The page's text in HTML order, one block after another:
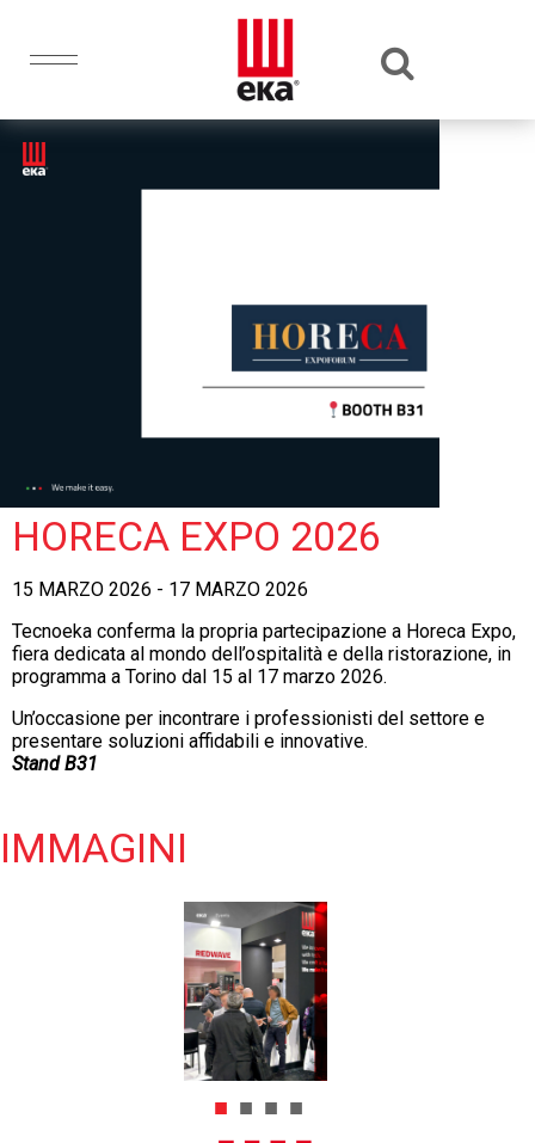
HORECA EXPO 2026
15 MARZO 2026 - 17 MARZO 2026
Tecnoeka conferma la propria partecipazione a Horeca Expo,
fiera dedicata al mondo dell’ospitalità e della ristorazione, in
programma a Torino dal 15 al 17 marzo 2026.
Un’occasione per incontrare i professionisti del settore e
presentare soluzioni affidabili e innovative.
Stand B31
IMMAGINI